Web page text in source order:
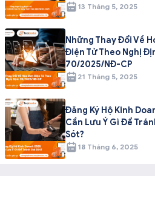
13 Tháng 5, 2025
Những Thay Đổi Về
Điện Tử Theo Nghị
70/2025/NĐ-CP
21 Tháng 5, 2025
Đăng Ký Hộ Kinh
Cần Lưu Ý Gì Để
Sót?
18 Tháng 6, 2025